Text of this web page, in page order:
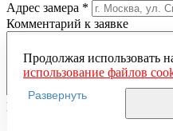
Адрес замера *
Комментарий к заявке
Понравившаяся модель
Продолжая использовать
использование файлов
пользовательских данных
местоположении, устройстве,
для функционирования
Развернуть